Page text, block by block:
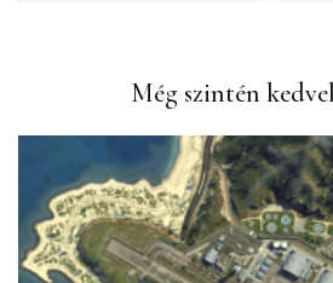
Még szintén